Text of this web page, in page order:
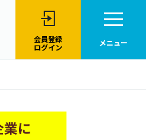
会員登録
ログイン
メニュー